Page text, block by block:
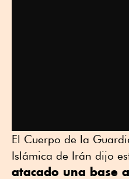
El Cuerpo de la
Islámica de Irán dijo
atacado una base